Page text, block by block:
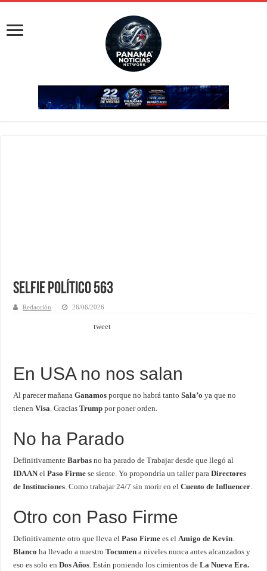
Selfie Político 563
Redacción 26/06/2026
tweet
En USA no nos salan
Al parecer mañanaGanamosporque no habrá tantoSala’o ya que no
tienenVisa. GraciasTrumppor poner orden.
No ha Parado
DefinitivamenteBarbasno ha parado de Trabajar desde que llegó al
IDAANelPaso Firme se siente. Yo propondría un taller paraDirectores
de Instituciones. Como trabajar 24/7 sin morir en elCuento de Influencer.
Otro con Paso Firme
Definitivamente otro que lleva elPaso Firme es elAmigo de Kevin.
Blancoha llevado a nuestroTocumen a niveles nunca antes alcanzados y
eso es solo enDos Años. Están poniendo los cimientos deLa Nueva Era.